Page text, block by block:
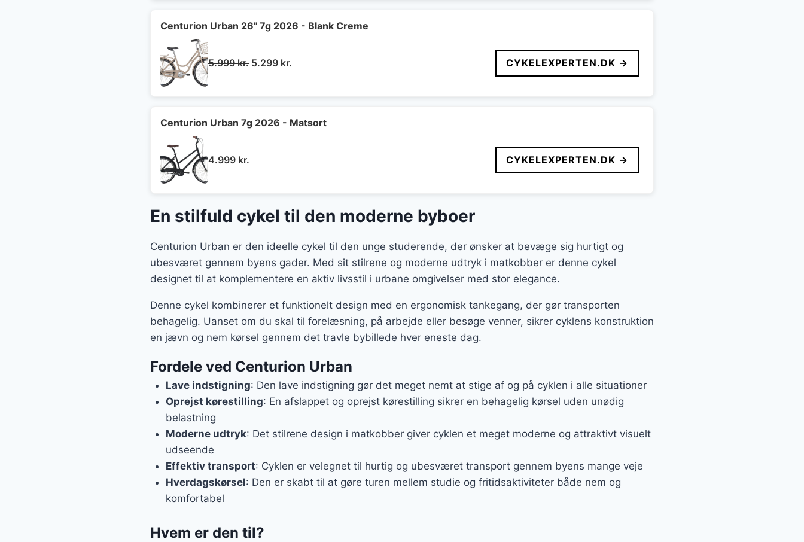
6.499 kr..5.499 kr..
Centurion Urban 26" 7g 2026 - Blank Creme
5.999kr. Den
5.999 kr..
5.299 kr.
5.299 kr..
CYKELEXPERTEN.DK →
Centurion Urban 7g 2026 - Matsort
4.999 kr. CYKELEXPERTEN.DK →
En stilfuld cykel til den moderne byboer
Centurion Urban er den ideelle cykel til den unge studerende, der ønsker at bevæge sig hurtigt og
ubesværet gennem byens gader. Med sit stilrene og moderne udtryk i matkobber er denne cykel
designet til at komplementere en aktiv livsstil i urbane omgivelser med stor elegance.
Denne cykel kombinerer et funktionelt design med en ergonomisk tankegang, der gør transporten
behagelig. Uanset om du skal til forelæsning, på arbejde eller besøge venner, sikrer cyklens konstruktion
en jævn og nem kørsel gennem det travle bybillede hver eneste dag.
Fordele ved Centurion Urban
Lave indstigning: Den lave indstigning gør det meget nemt at stige af og på cyklen i alle situationer
Oprejst kørestilling: En afslappet og oprejst kørestilling sikrer en behagelig kørsel uden unødig
belastning
Moderne udtryk: Det stilrene design i matkobber giver cyklen et meget moderne og attraktivt visuelt
udseende
Effektiv transport: Cyklen er velegnet til hurtig og ubesværet transport gennem byens mange veje
Hverdagskørsel: Den er skabt til at gøre turen mellem studie og fritidsaktiviteter både nem og
komfortabel
Hvem er den til?